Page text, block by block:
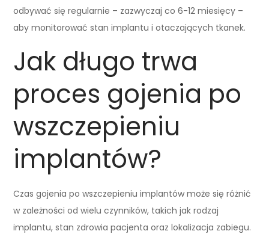
odbywać się regularnie – zazwyczaj co 6-12 miesięcy –
aby monitorować stan implantu i otaczających tkanek.
Jak długo trwa
proces gojenia po
wszczepieniu
implantów?
Czas gojenia po wszczepieniu implantów może się różnić
w zależności od wielu czynników, takich jak rodzaj
implantu, stan zdrowia pacjenta oraz lokalizacja zabiegu.